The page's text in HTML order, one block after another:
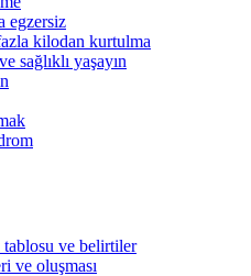
egzersiz
kilodan kurtulma
sağlıklı yaşayın
tablosu ve belirtiler
ve oluşması